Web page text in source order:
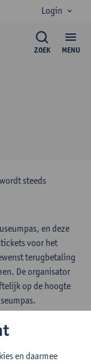
Login
MENU
ZOEK
steeds
en deze
voor het
terugbetaling
De organisator
op de hoogte
prijs opgenomen
komt door
en daarmee